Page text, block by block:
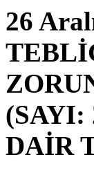
26
(SAYI:
DAİR